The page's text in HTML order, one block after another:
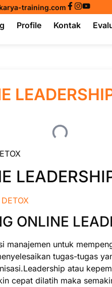
training.com
Profile Kontak
ONLINE
manajemen untuk
tugas-tugas
atau
cepat dilatih maka